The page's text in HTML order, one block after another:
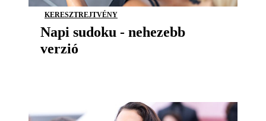
KERESZTREJTVÉNY
Napi sudoku - nehezebb
verzió